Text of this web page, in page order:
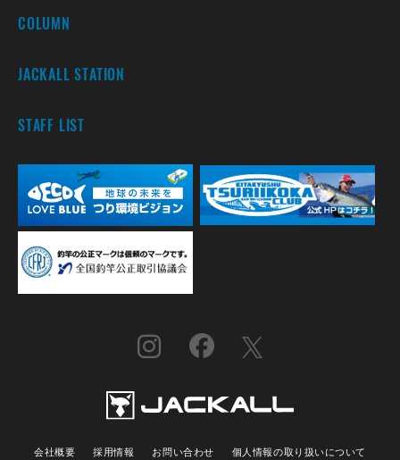
COLUMN
JACKALL STATION
STAFF LIST
会社概要 採用情報 お問い合わせ 個人情報の取り扱いについて